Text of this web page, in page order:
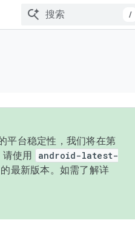
/
平台稳定性，我们将在第
使用
android-latest-
最新版本。如需了解详